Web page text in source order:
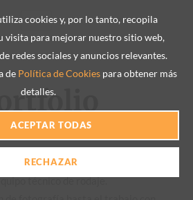
en los que hemos participado
técnico de rodaje.
cookies y, por lo tanto, recopila
visita para mejorar nuestro sitio web,
redes sociales y anuncios relevantes.
de Política de Cookiespara obtener más
detalles.
ACEPTAR TODAS
RECHAZAR